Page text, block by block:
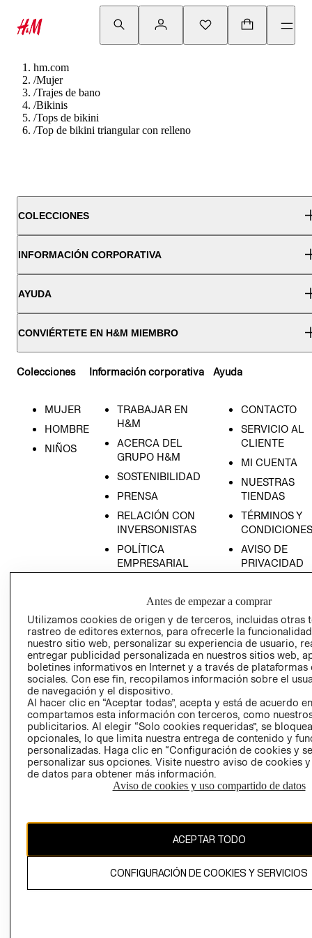
hm.com
/Mujer
/Trajes de bano
/Bikinis
/Tops de bikini
/Top de bikini triangular con relleno
COLECCIONES
INFORMACIÓN CORPORATIVA
AYUDA
CONVIÉRTETE EN H&M MIEMBRO
Colecciones
MUJER
HOMBRE
NIÑOS
Información corporativa
TRABAJAR EN
H&M
ACERCA DEL
GRUPO H&M
SOSTENIBILIDAD
PRENSA
RELACIÓN CON
INVERSONISTAS
POLÍTICA
EMPRESARIAL
Ayuda
CONTACTO
SERVICIO AL
CLIENTE
MI CUENTA
NUESTRAS
TIENDAS
TÉRMINOS Y
CONDICIONES
AVISO DE
PRIVACIDAD
AVISO DE
COOKIES
LIBRO DE
Ecuador ($)
CAMBIAR REGIÓN
El contenido de esta página web está protegido por copyright y es
propiedad de H&M Hennes & Mauritz AB.
Antes de empezar a comprar
Utilizamos cookies de origen y de terceros, incluidas otras
rastreo de editores externos, para ofrecerle la
nuestro sitio web, personalizar su experiencia de usuario,
entregar publicidad personalizada en nuestros sitios web,
boletines informativos en Internet y a través de plataformas
sociales. Con ese fin, recopilamos información sobre el
de navegación y el dispositivo.
Al hacer clic en “Aceptar todas”, acepta y está de acuerdo
compartamos esta información con terceros, como
publicitarios. Al elegir “Solo cookies requeridas”, se
opcionales, lo que limita nuestra entrega de contenido y
personalizadas. Haga clic en “Configuración de cookies y
personalizar sus opciones. Visite nuestro aviso de cookies
de datos para obtener más información.
Aviso de cookies y uso compartido de datos
ACEPTAR TODO
CONFIGURACIÓN DE COOKIES Y SERVICIOS